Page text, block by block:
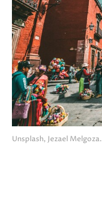
Unsplash, Jezael Melgoza.